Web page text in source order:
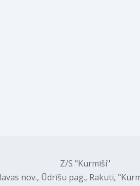
Z/S "Kurmīši"
nov., Ūdrīšu pag., Rakuti,